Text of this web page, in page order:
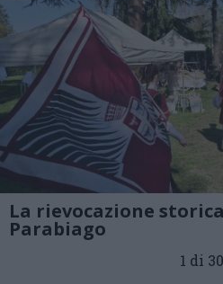
La rievocazione
Parabiago
1 di 30